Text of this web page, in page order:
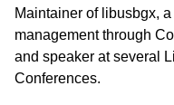
Maintainer of libusbgx,
management through
and speaker at several
Conferences.